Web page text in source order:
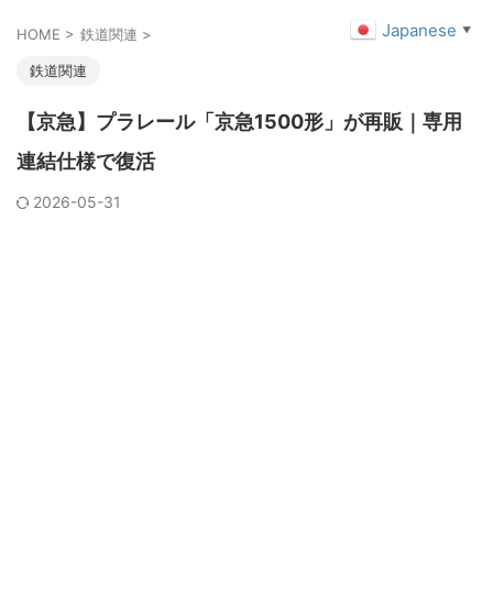
HOME > 鉄道関連 >
鉄道関連
【京急】プラレール「京急1500形」が再販｜専用
連結仕様で復活
2026-05-31
Japanese ▼